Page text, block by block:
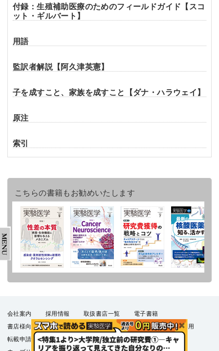
付録：生殖補助医療のためのフィールドガイド【スコ
ット・ギルバート】
用語
監訳者解説【阿久津英憲】
子を成すこと、家族を成すこと【ダナ・ハラウェイ】
原注
索引
こちらの書籍もお勧めいたします
会社案内 採用情報 取扱書店一覧
電子書籍
書店様向け
広告掲載 正誤表・更新情報
コンテンツ利用
転載申請
プライバシーポリシー
羊土社会員規約